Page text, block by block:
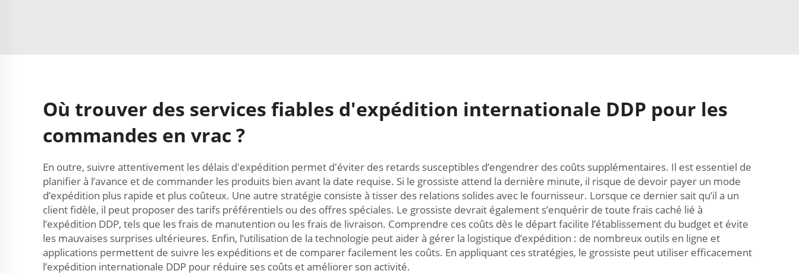
Où trouver des services fiables d'expédition internationale DDP pour les
commandes en vrac ?
En outre, suivre attentivement les délais d'expédition permet d'éviter des retards susceptibles d’engendrer des coûts supplémentaires. Il est essentiel de
planifier à l’avance et de commander les produits bien avant la date requise. Si le grossiste attend la dernière minute, il risque de devoir payer un mode
d’expédition plus rapide et plus coûteux. Une autre stratégie consiste à tisser des relations solides avec le fournisseur. Lorsque ce dernier sait qu’il a un
client fidèle, il peut proposer des tarifs préférentiels ou des offres spéciales. Le grossiste devrait également s’enquérir de toute frais caché lié à
l’expédition DDP, tels que les frais de manutention ou les frais de livraison. Comprendre ces coûts dès le départ facilite l’établissement du budget et évite
les mauvaises surprises ultérieures. Enfin, l’utilisation de la technologie peut aider à gérer la logistique d’expédition : de nombreux outils en ligne et
applications permettent de suivre les expéditions et de comparer facilement les coûts. En appliquant ces stratégies, le grossiste peut utiliser efficacement
l’expédition internationale DDP pour réduire ses coûts et améliorer son activité.